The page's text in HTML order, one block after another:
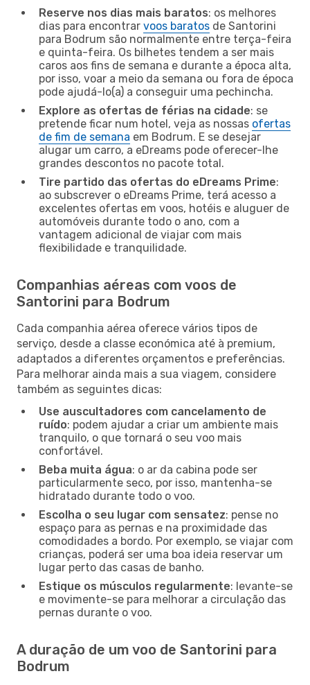
Reserve nos dias mais baratos: os melhores
dias para encontrar voos baratos de Santorini
para Bodrum são normalmente entre terça-feira
e quinta-feira. Os bilhetes tendem a ser mais
caros aos fins de semana e durante a época alta,
por isso, voar a meio da semana ou fora de época
pode ajudá-lo(a) a conseguir uma pechincha.
Explore as ofertas de férias na cidade: se
pretende ficar num hotel, veja as nossas ofertas
de fim de semana em Bodrum. E se desejar
alugar um carro, a eDreams pode oferecer-lhe
grandes descontos no pacote total.
Tire partido das ofertas do eDreams Prime:
ao subscrever o eDreams Prime, terá acesso a
excelentes ofertas em voos, hotéis e aluguer de
automóveis durante todo o ano, com a
vantagem adicional de viajar com mais
flexibilidade e tranquilidade.
Companhias aéreas com voos de
Santorini para Bodrum
Cada companhia aérea oferece vários tipos de
serviço, desde a classe económica até à premium,
adaptados a diferentes orçamentos e preferências.
Para melhorar ainda mais a sua viagem, considere
também as seguintes dicas:
Use auscultadores com cancelamento de
ruído: podem ajudar a criar um ambiente mais
tranquilo, o que tornará o seu voo mais
confortável.
Beba muita água: o ar da cabina pode ser
particularmente seco, por isso, mantenha-se
hidratado durante todo o voo.
Escolha o seu lugar com sensatez: pense no
espaço para as pernas e na proximidade das
comodidades a bordo. Por exemplo, se viajar com
crianças, poderá ser uma boa ideia reservar um
lugar perto das casas de banho.
Estique os músculos regularmente: levante-se
e movimente-se para melhorar a circulação das
pernas durante o voo.
A duração de um voo de Santorini para
Bodrum